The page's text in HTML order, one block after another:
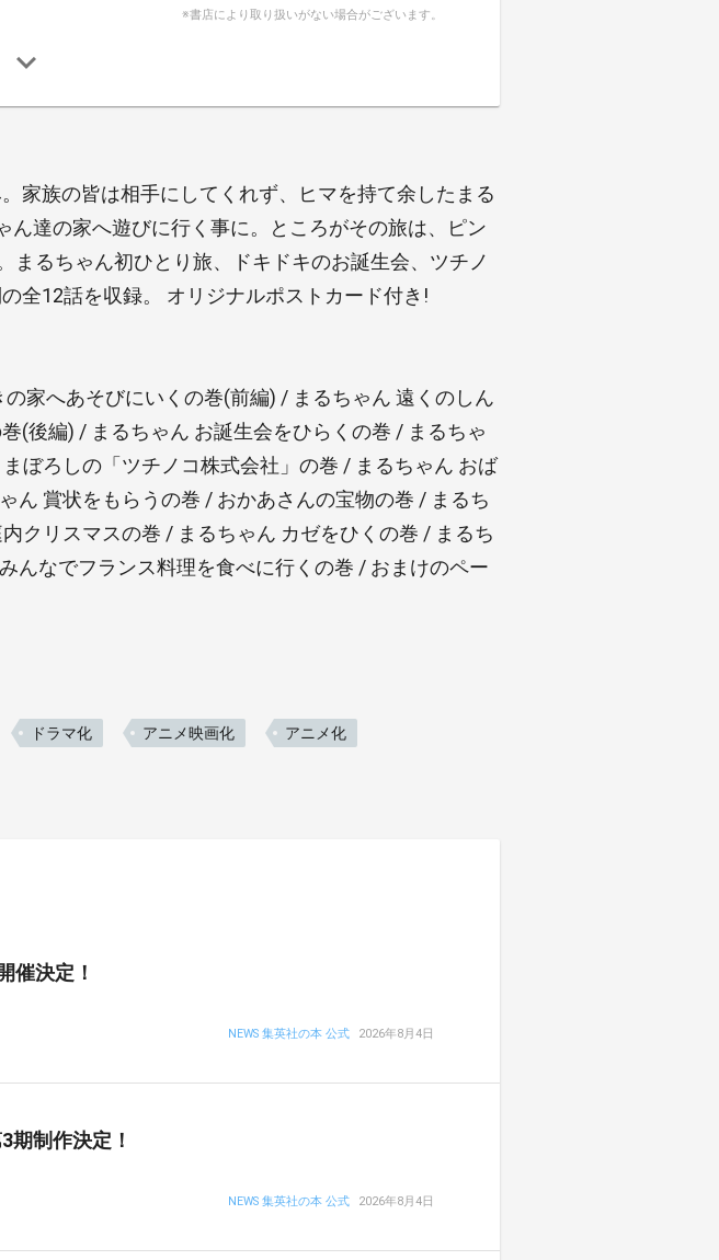
※書店により取り扱いがない場合がございます。
家族の皆は相手にしてくれず、ヒマを持て余したまる
ん達の家へ遊びに行く事に。ところがその旅は、ピン
まるちゃん初ひとり旅、ドキドキのお誕生会、ツチノ
全12話を収録。 オリジナルポストカード付き!
の家へあそびにいくの巻(前編) / まるちゃん 遠くのしん
(後編) / まるちゃん お誕生会をひらくの巻 / まるちゃ
ぼろしの「ツチノコ株式会社」の巻 / まるちゃん おば
ん 賞状をもらうの巻 / おかあさんの宝物の巻 / まるち
クリスマスの巻 / まるちゃん カゼをひくの巻 / まるち
んなでフランス料理を食べに行くの巻 / おまけのペー
ドラマ化 アニメ映画化 アニメ化
催決定！
NEWS 集英社の本 公式 2026年8月4日
期制作決定！
NEWS 集英社の本 公式 2026年8月4日